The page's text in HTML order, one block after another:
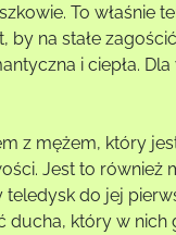
To właśnie
na stałe
i ciepła.
z mężem, który
Jest to również
teledysk do jej
ducha, który w nich